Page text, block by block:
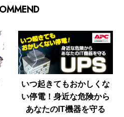
いつ起きてもおかしくな
い停電！身近な危険から
あなたのIT機器を守る